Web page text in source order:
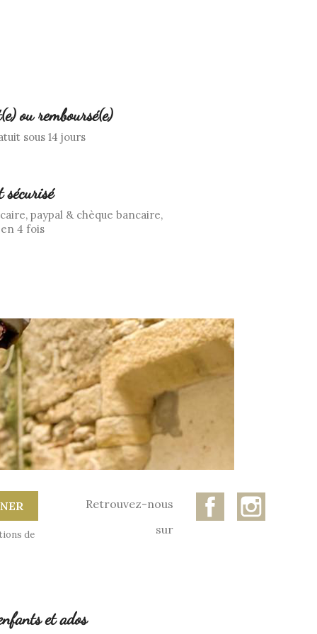
ou remboursé(e)
sous 14 jours
sécurisé
paypal & chèque bancaire,
4 fois
de
Retrouvez-nous
sur
Facebook
et ados